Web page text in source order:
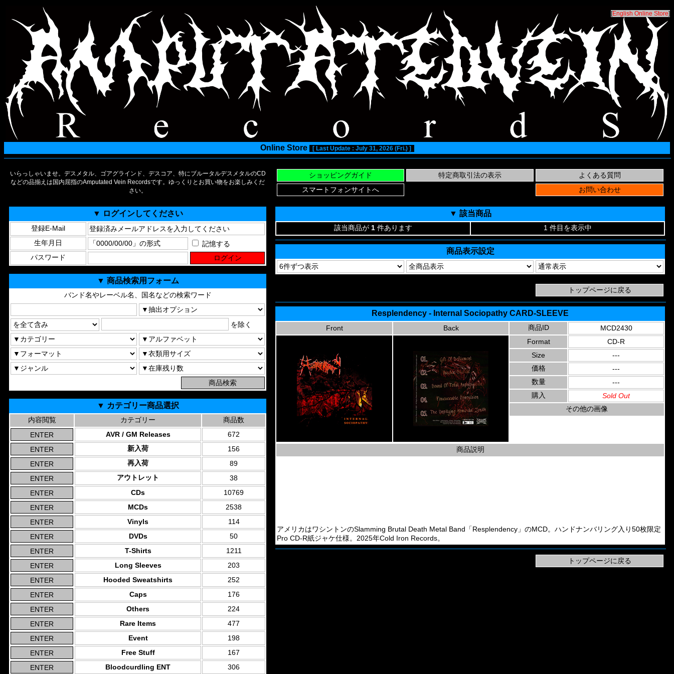
[English Online Store]
Online Store [ Last Update : July 31, 2026 (Fri.) ]
いらっしゃいませ。デスメタル、ゴアグラインド、デスコア、特にブルータルデスメタルのCD
などの品揃えは国内屈指のAmputated Vein Recordsです。ゆっくりとお買い物をお楽しみくだ
さい。
▼ ログインしてください
登録E-Mail
生年月日
記憶する
パスワード
▼ 商品検索用フォーム
バンド名やレーベル名、国名などの検索ワード
を除く
▼ カテゴリー商品選択
内容閲覧 カテゴリー
商品数
AVR / GM Releases
672
新入荷
156
再入荷
89
アウトレット
38
CDs
10769
MCDs
2538
Vinyls
114
DVDs
50
T-Shirts
1211
Long Sleeves
203
Hooded Sweatshirts
252
Caps
176
Others
224
Rare Items
477
Event
198
Free Stuff
167
Bloodcurdling ENT
306
▼ 該当商品
該当商品が 1 件あります 1 件目を表示中
商品表示設定
Resplendency - Internal Sociopathy CARD-SLEEVE
Front Back 商品ID
MCD2430
Format
CD-R
Size
---
価格
---
数量
---
購入
Sold Out
その他の画像
商品説明
アメリカはワシントンのSlamming Brutal Death Metal Band「Resplendency」のMCD。ハンドナンバリング入り50枚限定
Pro CD-R紙ジャケ仕様。2025年Cold Iron Records。